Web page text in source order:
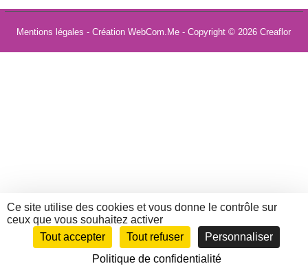
Mentions légales - Création WebCom.Me - Copyright © 2026Creaflor
Ce site utilise des cookies et vous donne le contrôle sur
ceux que vous souhaitez activer
Tout accepter
Tout refuser
Personnaliser
Politique de confidentialité